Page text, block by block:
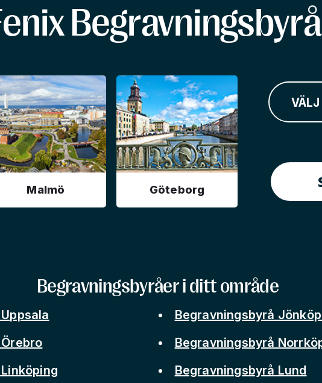
Malmö Göteborg
VÄLJ
Begravningsbyråer i ditt område
Begravningsbyrå
Begravningsbyrå
Begravningsbyrå Lund